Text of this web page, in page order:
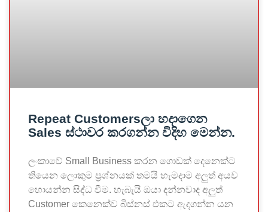
Repeat Customersලා හදාගෙන
Sales ස්ථාවර කරගන්න විදිහ මෙන්න.
ලංකාවේ Small Business කරන ගොඩක් දෙනෙක්ට
තියෙන ලොකුම ප්‍රශ්නයක් තමයි හැමදාම අලුත් අයව
හොයන්න සිද්ධ වීම. හැබැයි ඔයා දන්නවාද අලුත්
Customer කෙනෙක්ව බිස්නස් එකට ඇදගන්න යන